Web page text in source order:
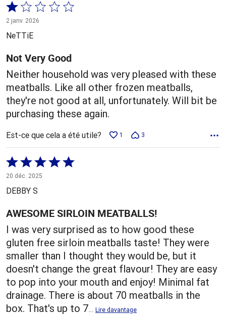
Coté
1 sur
5
2 janv. 2026
NeTTiE
Not Very Good
Neither household was very pleased with these
meatballs. Like all other frozen meatballs,
they're not good at all, unfortunately. Will bit be
purchasing these again.
Est-ce que cela a été utile? 1 3
Coté
5 sur
5
20 déc. 2025
DEBBY S
AWESOME SIRLOIN MEATBALLS!
I was very surprised as to how good these
gluten free sirloin meatballs taste! They were
smaller than I thought they would be, but it
doesn't change the great flavour! They are easy
to pop into your mouth and enjoy! Minimal fat
drainage. There is about 70 meatballs in the
box. That's up to 7… Lire davantage